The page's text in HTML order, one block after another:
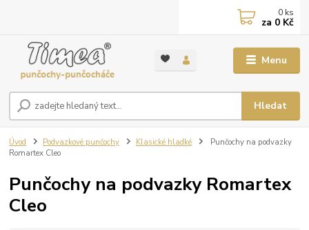
Menu
Hledat
0 ks
za 0 Kč
Úvod Podvazkové punčochy Klasické hladké
Punčochy na podvazky
Romartex Cleo
Punčochy na podvazky Romartex
Cleo